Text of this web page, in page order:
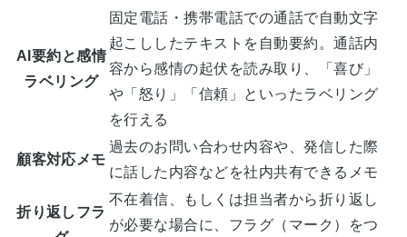
AI要約と感情
ラベリング
固定電話・携帯電話での通話で自動文字
起こししたテキストを自動要約。通話内
容から感情の起伏を読み取り、「喜び」
や「怒り」「信頼」といったラベリング
を行える
顧客対応メモ
過去のお問い合わせ内容や、発信した際
に話した内容などを社内共有できるメモ
折り返しフラ
不在着信、もしくは担当者から折り返し
が必要な場合に、フラグ（マーク）をつ